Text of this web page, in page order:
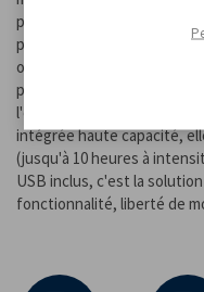
pour être emportée partout
pression vous permet de
ou naturelle, tandis qu'en
pouvez facilement régler
l'environnement et du
intégrée haute capacité,
(jusqu'à 10 heures à
USB inclus, c'est la
fonctionnalité, liberté de